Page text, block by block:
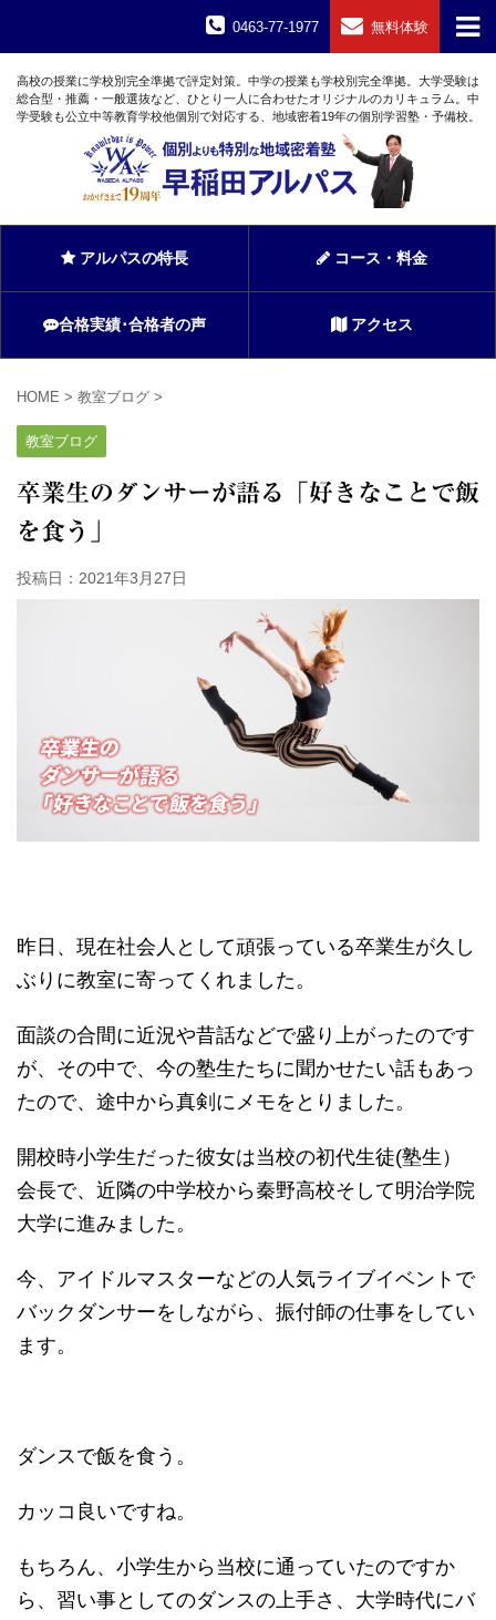
無料体験
0463-77-1977
高校の授業に学校別完全準拠で評定対策。中学の授業も学校別完全準拠。大学受験は
総合型・推薦・一般選抜など、ひとり一人に合わせたオリジナルのカリキュラム。中
学受験も公立中等教育学校他個別で対応する、地域密着19年の個別学習塾・予備校。
アルパスの特長 コース・料金
合格実績･合格者の声 アクセス
HOME > 教室ブログ >
教室ブログ
卒業生のダンサーが語る「好きなことで飯
を食う」
投稿日：2021年3月27日
昨日、現在社会人として頑張っている卒業生が久し
ぶりに教室に寄ってくれました。
面談の合間に近況や昔話などで盛り上がったのです
が、その中で、今の塾生たちに聞かせたい話もあっ
たので、途中から真剣にメモをとりました。
開校時小学生だった彼女は当校の初代生徒(塾生）
会長で、近隣の中学校から秦野高校そして明治学院
大学に進みました。
今、アイドルマスターなどの人気ライブイベントで
バックダンサーをしながら、振付師の仕事をしてい
ます。
ダンスで飯を食う。
カッコ良いですね。
もちろん、小学生から当校に通っていたのですか
ら、習い事としてのダンスの上手さ、大学時代にバ